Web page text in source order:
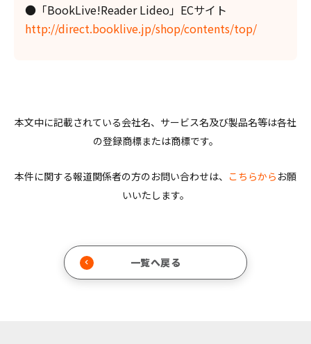
●「BookLive!Reader Lideo」ECサイト
http://direct.booklive.jp/shop/contents/top/
本文中に記載されている会社名、サービス名及び製品名等は各社
の登録商標または商標です。
本件に関する報道関係者の方のお問い合わせは、 こちらから お願
いいたします。
一覧へ戻る